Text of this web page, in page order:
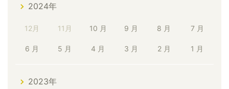
2024年
12月 11月 10 月 9 月 8 月 7 月
6 月 5 月 4 月 3 月 2 月 1 月
2023年